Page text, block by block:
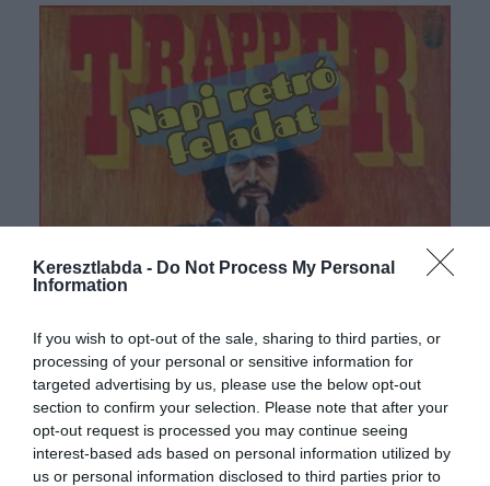
Keresztlabda - Do Not Process My Personal
Information
If you wish to opt-out of the sale, sharing to third parties, or
processing of your personal or sensitive information for
targeted advertising by us, please use the below opt-out
section to confirm your selection. Please note that after your
opt-out request is processed you may continue seeing
interest-based ads based on personal information utilized by
us or personal information disclosed to third parties prior to
Hirdetés